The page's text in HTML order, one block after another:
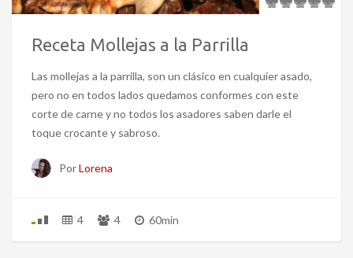
Receta Mollejas a la Parrilla
Las mollejas a la parrilla, son un clásico en cualquier asado,
pero no en todos lados quedamos conformes con este
corte de carne y no todos los asadores saben darle el
toque crocante y sabroso.
PorLorena
4 4 60min